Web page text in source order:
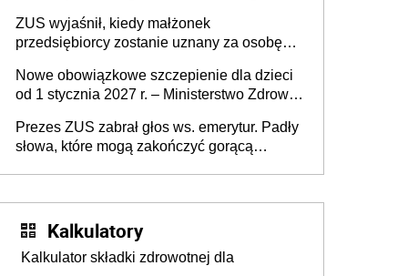
działki (wypowiedzieć dzierżawę)?
ZUS wyjaśnił, kiedy małżonek
przedsiębiorcy zostanie uznany za osobę
Nowe obowiązkowe szczepienie dla dzieci
od 1 stycznia 2027 r. – Ministerstwo Zdrowia
2027 r.
Prezes ZUS zabrał głos ws. emerytur. Padły
słowa, które mogą zakończyć gorącą
Kalkulatory
Kalkulator składki zdrowotnej dla